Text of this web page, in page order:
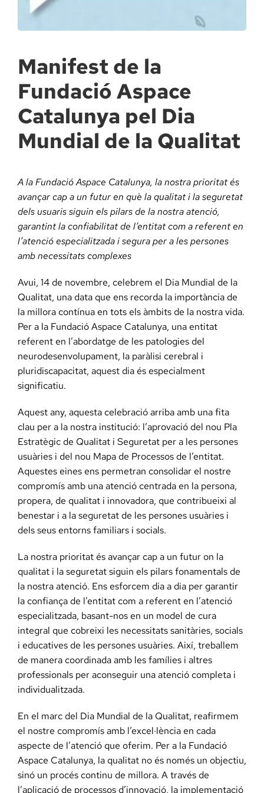
Àmbit
Manifest de la
Fundació Aspace
Catalunya pel Dia
Mundial de la Qualitat
A la Fundació Aspace Catalunya, la nostra prioritat és
avançar cap a un futur en què la qualitat i la seguretat
dels usuaris siguin els pilars de la nostra atenció,
garantint la confiabilitat de l’entitat com a referent en
l’atenció especialitzada i segura per a les persones
amb necessitats complexes
Avui, 14 de novembre, celebrem el Dia Mundial de la
Qualitat, una data que ens recorda la importància de
la millora contínua en tots els àmbits de la nostra vida.
Per a la Fundació Aspace Catalunya, una entitat
referent en l’abordatge de les patologies del
neurodesenvolupament, la paràlisi cerebral i
pluridiscapacitat, aquest dia és especialment
significatiu.
Aquest any, aquesta celebració arriba amb una fita
clau per a la nostra institució: l’aprovació del nou Pla
Estratègic de Qualitat i Seguretat per a les persones
usuàries i del nou Mapa de Processos de l’entitat.
Aquestes eines ens permetran consolidar el nostre
compromís amb una atenció centrada en la persona,
propera, de qualitat i innovadora, que contribueixi al
benestar i a la seguretat de les persones usuàries i
dels seus entorns familiars i socials.
La nostra prioritat és avançar cap a un futur on la
qualitat i la seguretat siguin els pilars fonamentals de
la nostra atenció. Ens esforcem dia a dia per garantir
la confiança de l’entitat com a referent en l’atenció
especialitzada, basant-nos en un model de cura
integral que cobreixi les necessitats sanitàries, socials
i educatives de les persones usuàries. Així, treballem
de manera coordinada amb les famílies i altres
professionals per aconseguir una atenció completa i
individualitzada.
En el marc del Dia Mundial de la Qualitat, reafirmem
el nostre compromís amb l’excel·lència en cada
aspecte de l’atenció que oferim. Per a la Fundació
Aspace Catalunya, la qualitat no és només un objectiu,
sinó un procés continu de millora. A través de
l’aplicació de processos d’innovació, la implementació